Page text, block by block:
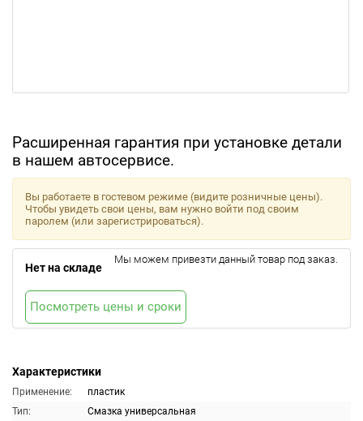
Расширенная гарантия при установке детали
в нашем автосервисе.
Характеристики
Применение:
пластик
Тип:
Смазка универсальная
Вы работаете в гостевом режиме (видите розничные цены).
Чтобы увидеть свои цены, вам нужно войти под своим
паролем (или зарегистрироваться).
Нет на складе
Мы можем привезти данный товар под заказ.
Посмотреть цены и сроки